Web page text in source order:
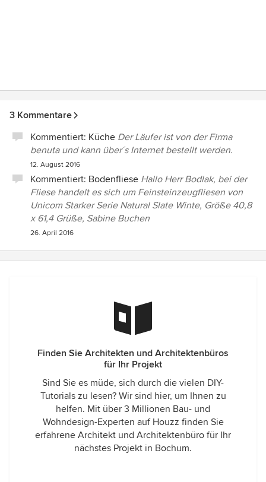
3 Kommentare
Kommentiert: Küche Der Läufer ist von der Firma
benuta und kann über´s Internet bestellt werden.
12. August 2016
Kommentiert: Bodenfliese Hallo Herr Bodlak, bei der
Fliese handelt es sich um Feinsteinzeugfliesen von
Unicom Starker Serie Natural Slate Winte, Größe 40,8
x 61,4 Grüße, Sabine Buchen
26. April 2016
Finden Sie Architekten und Architektenbüros
für Ihr Projekt
Sind Sie es müde, sich durch die vielen DIY-
Tutorials zu lesen? Wir sind hier, um Ihnen zu
helfen. Mit über 3 Millionen Bau- und
Wohndesign-Experten auf Houzz finden Sie
erfahrene Architekt und Architektenbüro für Ihr
nächstes Projekt in Bochum.